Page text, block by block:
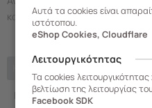
και επιλέξτε το μέγεθος που
Κεντρική σελίδα
Κατηγορίες Blog
Αυτά τα cookies είναι
ιστότοπου.
eShop Cookies, Cloudflare
Λειτουργικότητας
Τα cookies
βελτίωση της λειτουργίας
Facebook SDK